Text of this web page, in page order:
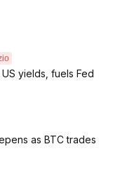
yields, fuels Fed
as BTC trades